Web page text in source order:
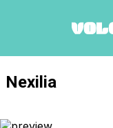
Nexilia